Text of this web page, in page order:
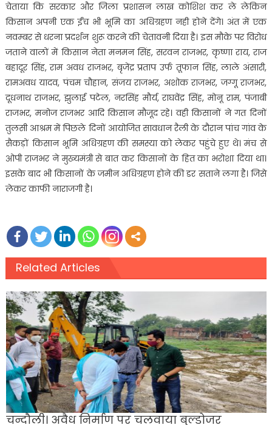
चेताया कि सरकार और जिला प्रशासन लाख कोशिश कर ले लेकिन
किसान अपनी एक ईंच भी भूमि का अधिग्रहण नही होने देंगे। अंत में एक
नवम्बर से धरना प्रदर्शन शुरू करने की चेतावनी दिया है। इस मौके पर विरोध
जताने वालों में किसान नेता मनमन सिंह, सरवन राजभर, कृष्णा राय, राज
बहादूर सिंह, राम अवध राजभर, बृजेंद्र प्रताप उर्फ तूफान सिंह, लाले अंसारी,
रामअवध यादव, पंचम चौहान, संजय राजभर, अशोक राजभर, जग्गू राजभर,
दूधनाथ राजभर, झुलाई पटेल, नरसिंह मौर्य, राघवेंद्र सिंह, मोनू राम, पंजाबी
राजभर, मनोज राजभर आदि किसान मौजूद रहे। वही किसानों ने गत दिनों
तुलसी आश्रम में पिछले दिनों आयोजित सावधान रैली के दौरान पांच गांव के
सैकड़ों किसान भूमि अधिग्रहण की समस्या को लेकर पहुंचे हुए थे। मंच से
ओपी राजभर ने मुख्यमंत्री से बात कर किसानों के हित का भरोशा दिया था।
इसके बाद भी किसानों के जमीन अधिग्रहण होने की डर सताने लगा है। जिसे
लेकर काफी नाराजगी है।
Related Articles
चन्दौली। अवैध निर्माण पर चलवाया बुल्डोजर